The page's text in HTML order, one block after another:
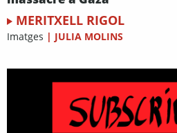
MERITXELL RIGOL
Imatges | JULIA MOLINS